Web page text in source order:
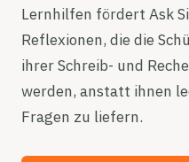
Lernhilfen fördert Ask
Reflexionen, die die
ihrer Schreib- und
werden, anstatt ihnen
Fragen zu liefern.